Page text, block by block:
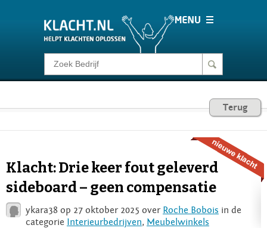
Klacht melden
Consumentenrecht
Voor Bedrijven
Login
Terug
Klacht: Drie keer fout geleverd
sideboard – geen compensatie
ykara38 op 27 oktober 2025 over Roche Bobois in de
categorie Interieurbedrijven, Meubelwinkels